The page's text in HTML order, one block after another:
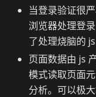
当登录验证很
浏览器处理登
了处理烧脑的
页面数据由 js
模式读取页面
分析。可以极